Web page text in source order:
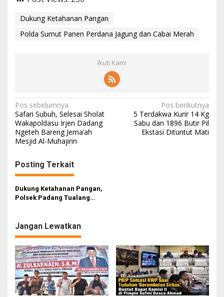
Dukung Ketahanan Pangan
Polda Sumut Panen Perdana Jagung dan Cabai Merah
Ikuti Kami
N
a
v
g
a
s
p
o
s
Pos sebelumnya
Safari Subuh, Selesai Sholat
Wakapoldasu Irjen Dadang
Ngeteh Bareng Jema’ah
Mesjid Al-Muhajirin
Pos berikutnya
5 Terdakwa Kurir 14 Kg
Sabu dan 1896 Butir Pil
Ekstasi Dituntut Mati
Posting Terkait
Dukung Ketahanan Pangan,
Polsek Padang Tualang
Jangan Lewatkan